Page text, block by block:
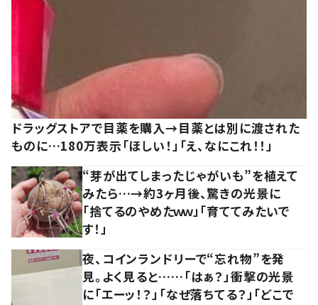
ドラッグストアで目薬を購入→目薬とは別に渡された
ものに…180万表示「ほしい！」「え、なにこれ！！」
“芽が出てしまったじゃがいも”を植えて
みたら…→約3ヶ月後、驚きの光景に
「捨てるのやめたｗｗ」「育ててみたいで
す！」
夜、コインランドリーで“忘れ物”を発
見。よく見ると……「はぁ？」衝撃の光景
に「エーッ！？」「なぜ落ちてる？」「どこで